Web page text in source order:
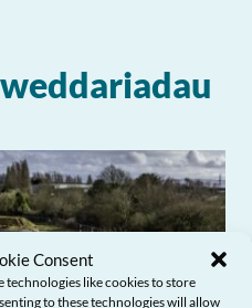
Consent
technologies like cookies to store
to these technologies will allow